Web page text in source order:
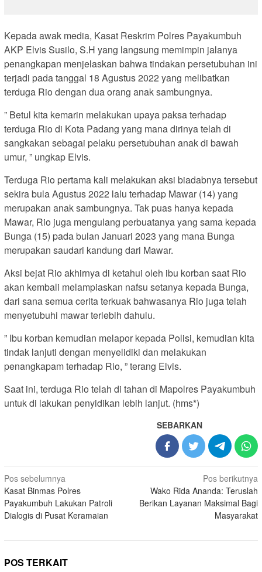
Kepada awak media, Kasat Reskrim Polres Payakumbuh
AKP Elvis Susilo, S.H yang langsung memimpin jalanya
penangkapan menjelaskan bahwa tindakan persetubuhan ini
terjadi pada tanggal 18 Agustus 2022 yang melibatkan
terduga Rio dengan dua orang anak sambungnya.
” Betul kita kemarin melakukan upaya paksa terhadap
terduga Rio di Kota Padang yang mana dirinya telah di
sangkakan sebagai pelaku persetubuhan anak di bawah
umur, ” ungkap Elvis.
Terduga Rio pertama kali melakukan aksi biadabnya tersebut
sekira bula Agustus 2022 lalu terhadap Mawar (14) yang
merupakan anak sambungnya. Tak puas hanya kepada
Mawar, Rio juga mengulang perbuatanya yang sama kepada
Bunga (15) pada bulan Januari 2023 yang mana Bunga
merupakan saudari kandung dari Mawar.
Aksi bejat Rio akhirnya di ketahui oleh ibu korban saat Rio
akan kembali melampiaskan nafsu setanya kepada Bunga,
dari sana semua cerita terkuak bahwasanya Rio juga telah
menyetubuhi mawar terlebih dahulu.
” Ibu korban kemudian melapor kepada Polisi, kemudian kita
tindak lanjuti dengan menyelidiki dan melakukan
penangkapam terhadap Rio, ” terang Elvis.
Saat ini, terduga Rio telah di tahan di Mapolres Payakumbuh
untuk di lakukan penyidikan lebih lanjut. (hms*)
SEBARKAN
Navigasi
pos
Pos sebelumnya
Kasat Binmas Polres
Payakumbuh Lakukan Patroli
Dialogis di Pusat Keramaian
Pos berikutnya
Wako Rida Ananda: Teruslah
Berikan Layanan Maksimal Bagi
Masyarakat
POS TERKAIT